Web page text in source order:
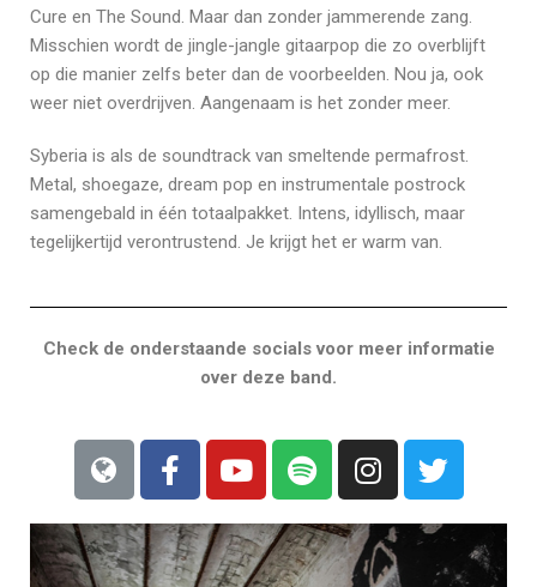
Cure en The Sound. Maar dan zonder jammerende zang.
Misschien wordt de jingle-jangle gitaarpop die zo overblijft
op die manier zelfs beter dan de voorbeelden. Nou ja, ook
weer niet overdrijven. Aangenaam is het zonder meer.
Syberia is als de soundtrack van smeltende permafrost.
Metal, shoegaze, dream pop en instrumentale postrock
samengebald in één totaalpakket. Intens, idyllisch, maar
tegelijkertijd verontrustend. Je krijgt het er warm van.
Check de onderstaande socials voor meer informatie
over deze band.